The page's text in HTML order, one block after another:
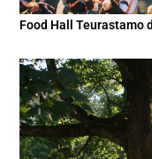
Food Hall Teurastamo